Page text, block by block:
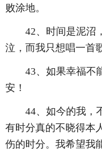
败涂地。
42、时间是泥沼
泣，而我只想唱一首
43、如果幸福不
安！
44、如今的我，
有时分真的不晓得本
伤的时分。我希望我